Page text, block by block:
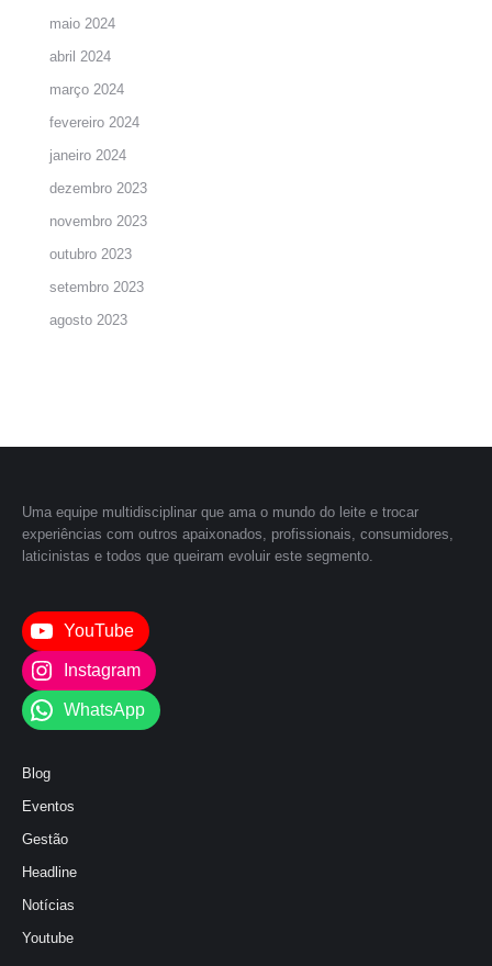
maio 2024
abril 2024
março 2024
fevereiro 2024
janeiro 2024
dezembro 2023
novembro 2023
outubro 2023
setembro 2023
agosto 2023
Uma equipe multidisciplinar que ama o mundo do leite e trocar
experiências com outros apaixonados, profissionais, consumidores,
laticinistas e todos que queiram evoluir este segmento.
YouTube
Instagram
WhatsApp
Blog
Eventos
Gestão
Headline
Notícias
Youtube